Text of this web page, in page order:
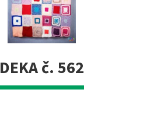
DEKA č. 562